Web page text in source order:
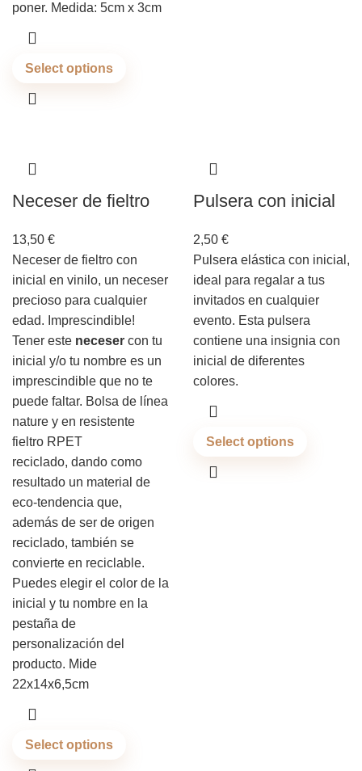
poner. Medida: 5cm x 3cm
Select options
Neceser de fieltro
13,50 €
Neceser de fieltro con
inicial en vinilo, un neceser
precioso para cualquier
edad. Imprescindible!
Tener este neceser con tu
inicial y/o tu nombre es un
imprescindible que no te
puede faltar. Bolsa de línea
nature y en resistente
fieltro RPET
reciclado, dando como
resultado un material de
eco-tendencia que,
además de ser de origen
reciclado, también se
convierte en reciclable.
Puedes elegir el color de la
inicial y tu nombre en la
pestaña de
personalización del
producto. Mide
22x14x6,5cm
Select options
Pulsera con inicial
2,50 €
Pulsera elástica con inicial,
ideal para regalar a tus
invitados en cualquier
evento. Esta pulsera
contiene una insignia con
inicial de diferentes
colores.
Select options